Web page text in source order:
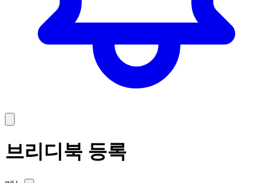
브리디북 등록